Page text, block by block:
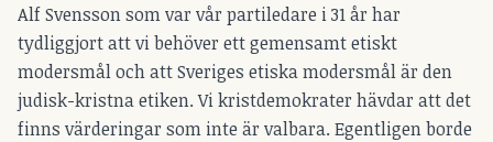
Alf Svensson som var vår partiledare i 31 år har
tydliggjort att vi behöver ett gemensamt etiskt
modersmål och att Sveriges etiska modersmål är den
judisk-kristna etiken. Vi kristdemokrater hävdar att det
finns värderingar som inte är valbara. Egentligen borde